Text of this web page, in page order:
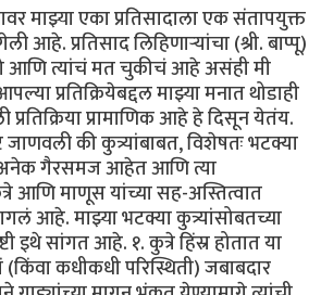
माझ्या एका प्रतिसादाला एक संतापयुक्त
आहे. प्रतिसाद लिहिणाऱ्यांचा (श्री. बाप्पू)
आणि त्यांचं मत चुकीचं आहे असंही मी
प्रतिक्रियेबद्दल माझ्या मनात थोडाही
प्रामाणिक आहे हे दिसून येतंय.
की कुत्र्यांबाबत, विशेषतः भटक्या
अनेक गैरसमज आहेत आणि त्या
माणूस यांच्या सह-अस्तित्वात
आहे. माझ्या भटक्या कुत्र्यांसोबतच्या
इथे सांगत आहे. १. कुत्रे हिंस्र होतात या
(किंवा कधीकधी परिस्थिती) जबाबदार